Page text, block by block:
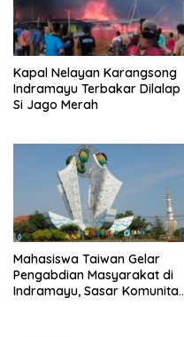
Kapal Nelayan Karangsong
Indramayu Terbakar Dilalap
Si Jago Merah
Mahasiswa Taiwan Gelar
Pengabdian Masyarakat di
Indramayu, Sasar Komunitas